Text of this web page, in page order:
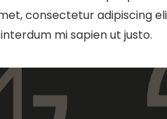
consectetur adipiscing
mi sapien ut justo.